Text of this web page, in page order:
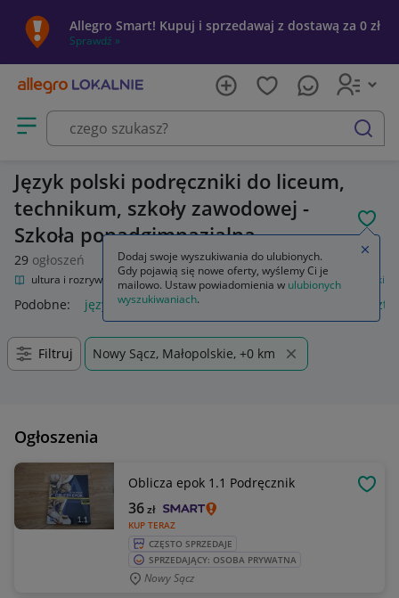
Allegro Smart! Kupuj i sprzedawaj z dostawą za 0 zł
Sprawdź »
Otwórz menu z kategoriami
szukaj
Język polski podręczniki do liceum,
technikum, szkoły zawodowej -
Szkoła ponadgimnazjalna
29 ogłoszeń
Kultura i rozrywka Podręczniki szkolne Szkoła średnia Język polski
Podobne: język polski zeszyt język polski język polski 1
Filtruj Nowy Sącz, Małopolskie, +0 km
Ogłoszenia
Oblicza epok 1.1 Podręcznik
KUP TERAZ
36zł
CZĘSTO SPRZEDAJE
SPRZEDAJĄCY: OSOBA PRYWATNA
Nowy Sącz
Dodaj swoje wyszukiwania do ulubionych.
Gdy pojawią się nowe oferty, wyślemy Ci je
mailowo. Ustaw powiadomienia w ulubionych
wyszukiwaniach.